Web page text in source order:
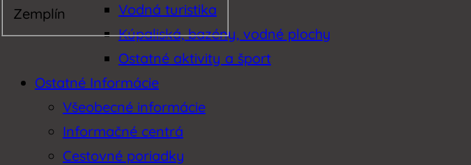
Zemplín
Vodná turistika
Kúpaliská, bazény, vodné plochy
Ostatné aktivity a šport
Ostatné Informácie
Všeobecné informácie
Informačné centrá
Cestovné poriadky